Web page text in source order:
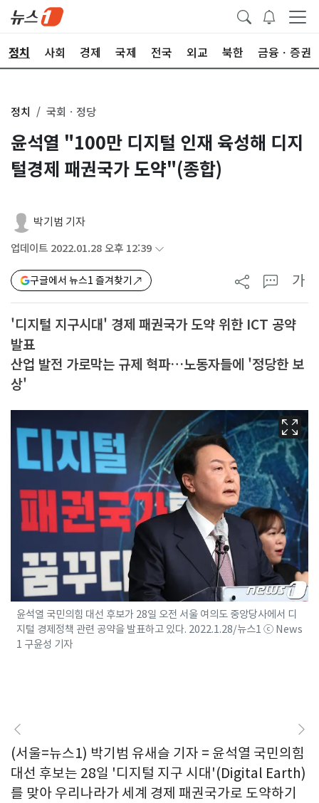
정치 사회 경제 국제 전국 외교 북한 금융ㆍ증권
정치 국회ㆍ정당
윤석열 "100만 디지털 인재 육성해 디지
털경제 패권국가 도약"(종합)
박기범 기자
업데이트 2022.01.28 오후 12:39
구글에서 뉴스1 즐겨찾기 가
'디지털 지구시대' 경제 패권국가 도약 위한 ICT 공약
발표
산업 발전 가로막는 규제 혁파…노동자들에 '정당한 보
상'
윤석열 국민의힘 대선 후보가 28일 오전 서울 여의도 중앙당사에서 디
지털 경제정책 관련 공약을 발표하고 있다. 2022.1.28/뉴스1 ⓒ News
1 구윤성 기자
(서울=뉴스1) 박기범 유새슬 기자 = 윤석열 국민의힘
대선 후보는 28일 '디지털 지구 시대'(Digital Earth)
를 맞아 우리나라가 세계 경제 패권국가로 도약하기